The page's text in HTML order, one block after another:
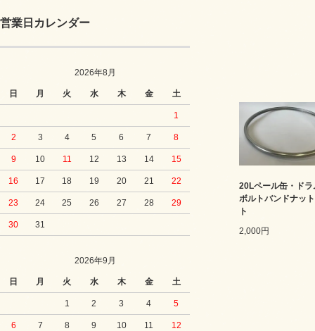
営業日カレンダー
2026年8月
日 月 火 水 木 金 土
1
2 3 4 5 6 7 8
9 10 11 12 13 14 15
16 17 18 19 20 21 22
23 24 25 26 27 28 29
30 31
2026年9月
日 月 火 水 木 金 土
1 2 3 4 5
6 7 8 9 10 11 12
20Lペール缶・ドラ
ボルトバンドナッ
ト
2,000円